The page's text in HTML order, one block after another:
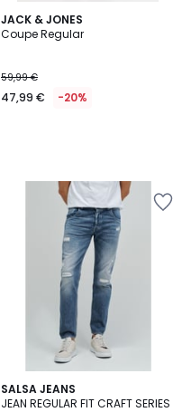
JACK & JONES
Coupe Regular
59,99 €
47,99 € -20%
SALSA JEANS
JEAN REGULAR FIT CRAFT SERIES